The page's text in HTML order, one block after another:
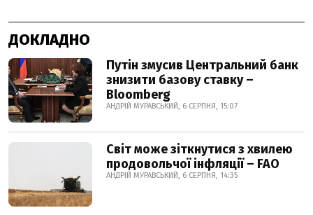
ДОКЛАДНО
Путін змусив Центральний банк
знизити базову ставку –
Bloomberg
АНДРІЙ МУРАВСЬКИЙ, 6 СЕРПНЯ, 15:07
Світ може зіткнутися з хвилею
продовольчої інфляції – FAO
АНДРІЙ МУРАВСЬКИЙ, 6 СЕРПНЯ, 14:35